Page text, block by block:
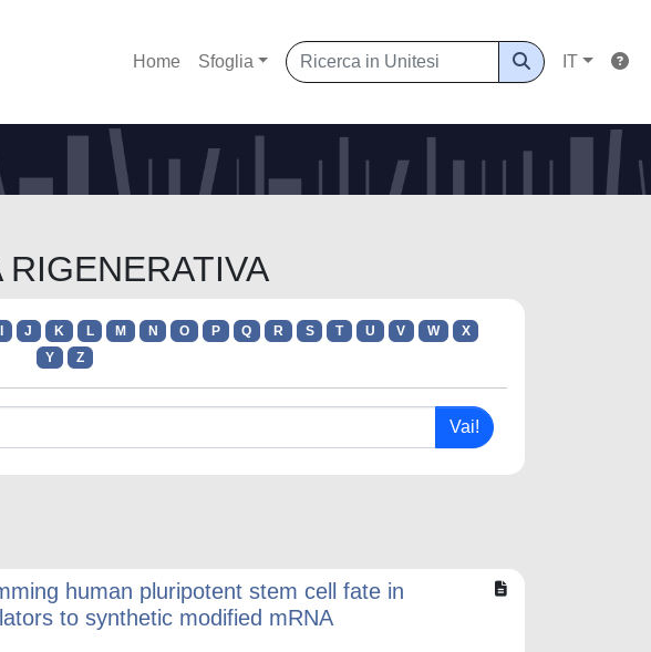
Home Sfoglia IT
J K L M N O P Q R S T U V W
X
Y
Z
human pluripotent stem cell fate in
to synthetic modified mRNA